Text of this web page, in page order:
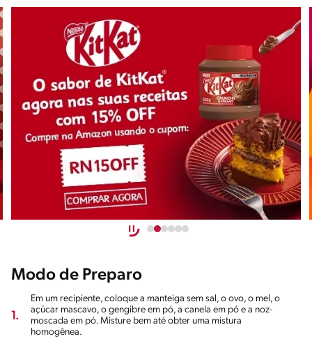
Modo de Preparo
1.
Em um recipiente, coloque a manteiga sem sal, o ovo, o mel, o
açúcar mascavo, o gengibre em pó, a canela em pó e a noz-
moscada em pó. Misture bem até obter uma mistura
homogênea.